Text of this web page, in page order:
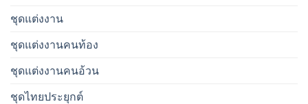
ชุดแต่งงาน
ชุดแต่งงานคนท้อง
ชุดแต่งงานคนอ้วน
ชุดไทยประยุกต์